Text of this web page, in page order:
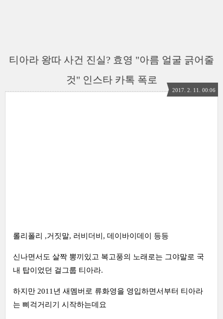
티아라 왕따 사건 진실? 효영 "아름 얼굴 긁어줄
것" 인스타 카톡 폭로
2017. 2. 11. 00:06
롤리폴리 ,거짓말, 러비더비, 데이바이데이 등등
신나면서도 살짝 뽕끼있고 복고풍의 노래로는 그야말로 국
내 탑이었던 걸그룹 티아라.
하지만 2011년 새멤버로 류화영을 영입하면서부터 티아라
는 삐걱거리기 시작하는데요